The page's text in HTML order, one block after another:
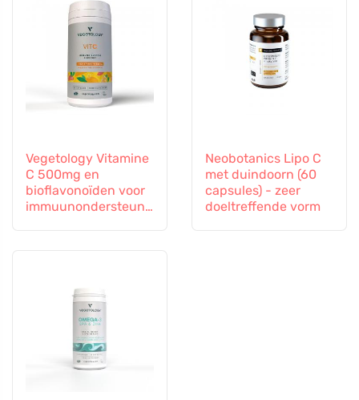
Vegetology Vitamine
C 500mg en
bioflavonoïden voor
immuunondersteuni
Neobotanics Lipo C
met duindoorn (60
capsules) - zeer
doeltreffende vorm